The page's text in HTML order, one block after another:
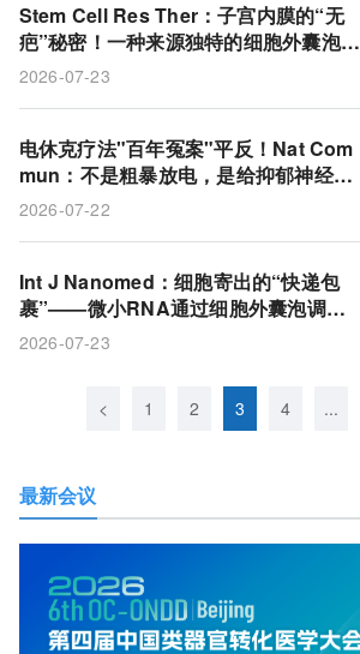
Stem Cell Res Ther：子宫内膜的“无
疤”秘密！一种来源独特的细胞外囊泡或
在皮肤修复中能展现潜力！
2026-07-23
电休克疗法"百年冤案"平反！Nat Com
mun：不是粗暴放电，是给抑郁神经元
做了一次"系统重装"
2026-07-22
Int J Nanomed：细胞寄出的“快递包
裹”——微小RNA通过细胞外囊泡调控
衰老进程
2026-07-23
< 1 2 3 4 ...
最新会议